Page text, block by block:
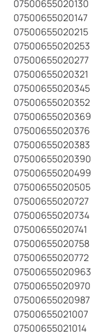
07500655020130
07500655020147
07500655020215
07500655020253
07500655020277
07500655020321
07500655020345
07500655020352
07500655020369
07500655020376
07500655020383
07500655020390
07500655020499
07500655020505
07500655020727
07500655020734
07500655020741
07500655020758
07500655020772
07500655020963
07500655020970
07500655020987
07500655021007
07500655021014